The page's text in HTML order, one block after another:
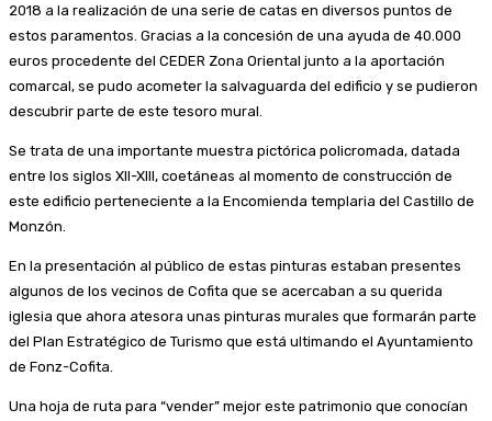
2018 a la realización de una serie de catas en diversos puntos de
estos paramentos. Gracias a la concesión de una ayuda de 40.000
euros procedente del CEDER Zona Oriental junto a la aportación
comarcal, se pudo acometer la salvaguarda del edificio y se pudieron
descubrir parte de este tesoro mural.
Se trata de una importante muestra pictórica policromada, datada
entre los siglos XII-XIII, coetáneas al momento de construcción de
este edificio perteneciente a la Encomienda templaria del Castillo de
Monzón.
En la presentación al público de estas pinturas estaban presentes
algunos de los vecinos de Cofita que se acercaban a su querida
iglesia que ahora atesora unas pinturas murales que formarán parte
del Plan Estratégico de Turismo que está ultimando el Ayuntamiento
de Fonz-Cofita.
Una hoja de ruta para “vender” mejor este patrimonio que conocían